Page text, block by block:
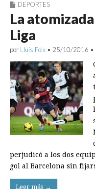
DEPORTES
La
Liga
por Lluís Foix • 25/10/2016 •
perjudicó a los dos
gol al Barcelona sin
Leer más →